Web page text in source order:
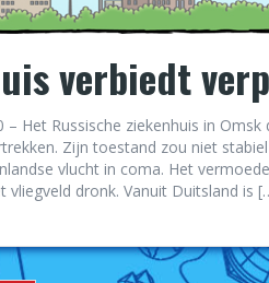
verbiedt
– Het Russische ziekenhuis in
Zijn toestand zou niet
vlucht in coma. Het
vliegveld dronk. Vanuit Duitsland is